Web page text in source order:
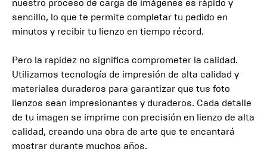
nuestro proceso de carga de imágenes es rápido y
sencillo, lo que te permite completar tu pedido en
minutos y recibir tu lienzo en tiempo récord.
Pero la rapidez no significa comprometer la calidad.
Utilizamos tecnología de impresión de alta calidad y
materiales duraderos para garantizar que tus foto
lienzos sean impresionantes y duraderos. Cada detalle
de tu imagen se imprime con precisión en lienzo de alta
calidad, creando una obra de arte que te encantará
mostrar durante muchos años.